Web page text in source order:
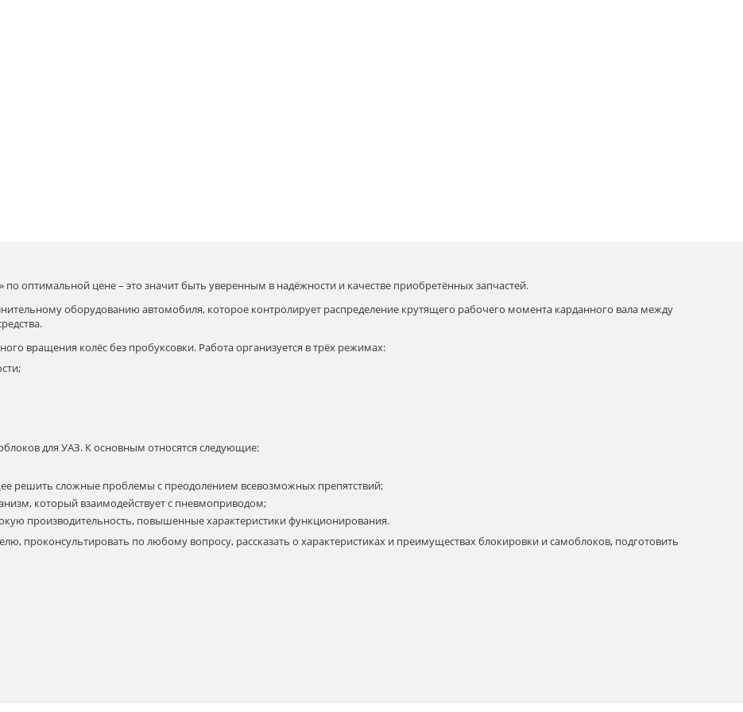
оптимальной цене – это значит быть уверенным в надёжности и качестве приобретённых запчастей.
оборудованию автомобиля, которое контролирует распределение крутящего рабочего момента карданного вала между
вращения колёс без пробуксовки. Работа организуется в трёх режимах:
для УАЗ. К основным относятся следующие:
решить сложные проблемы с преодолением всевозможных препятствий;
который взаимодействует с пневмоприводом;
производительность, повышенные характеристики функционирования.
проконсультировать по любому вопросу, рассказать о характеристиках и преимуществах блокировки и самоблоков, подготовить